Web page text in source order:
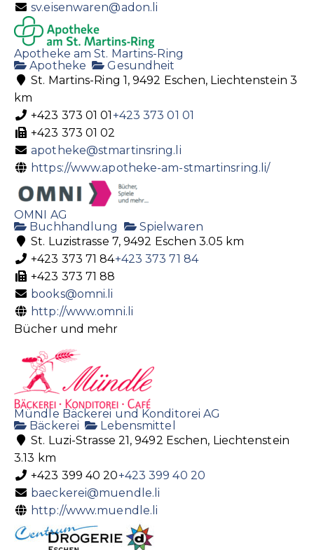
sv.eisenwaren@adon.li
Apotheke am St. Martins-Ring
Apotheke
Gesundheit
St. Martins-Ring 1, 9492 Eschen, Liechtenstein 3
km
+423 373 01 01 +423 373 01 01
+423 373 01 02
apotheke@stmartinsring.li
https://www.apotheke-am-stmartinsring.li/
OMNI AG
Buchhandlung
Spielwaren
St. Luzistrasse 7, 9492 Eschen 3.05 km
+423 373 71 84+423 373 71 84
+423 373 71 88
books@omni.li
http://www.omni.li
Bücher und mehr
Mündle Bäckerei und Konditorei AG
Bäckerei
Lebensmittel
St. Luzi-Strasse 21, 9492 Eschen, Liechtenstein
3.13 km
+423 399 40 20+423 399 40 20
baeckerei@muendle.li
http://www.muendle.li